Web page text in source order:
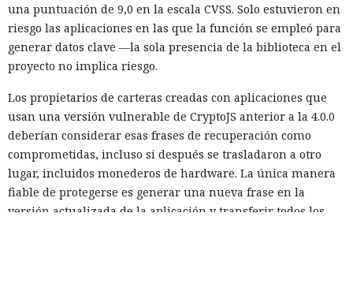
una puntuación de 9,0 en la escala CVSS. Solo estuvieron en
riesgo las aplicaciones en las que la función se empleó para
generar datos clave —la sola presencia de la biblioteca en el
proyecto no implica riesgo.
Los propietarios de carteras creadas con aplicaciones que
usan una versión vulnerable de CryptoJS anterior a la 4.0.0
deberían considerar esas frases de recuperación como
comprometidas, incluso si después se trasladaron a otro
lugar, incluidos monederos de hardware. La única manera
fiable de protegerse es generar una nueva frase en la
versión actualizada de la aplicación y transferir todos los